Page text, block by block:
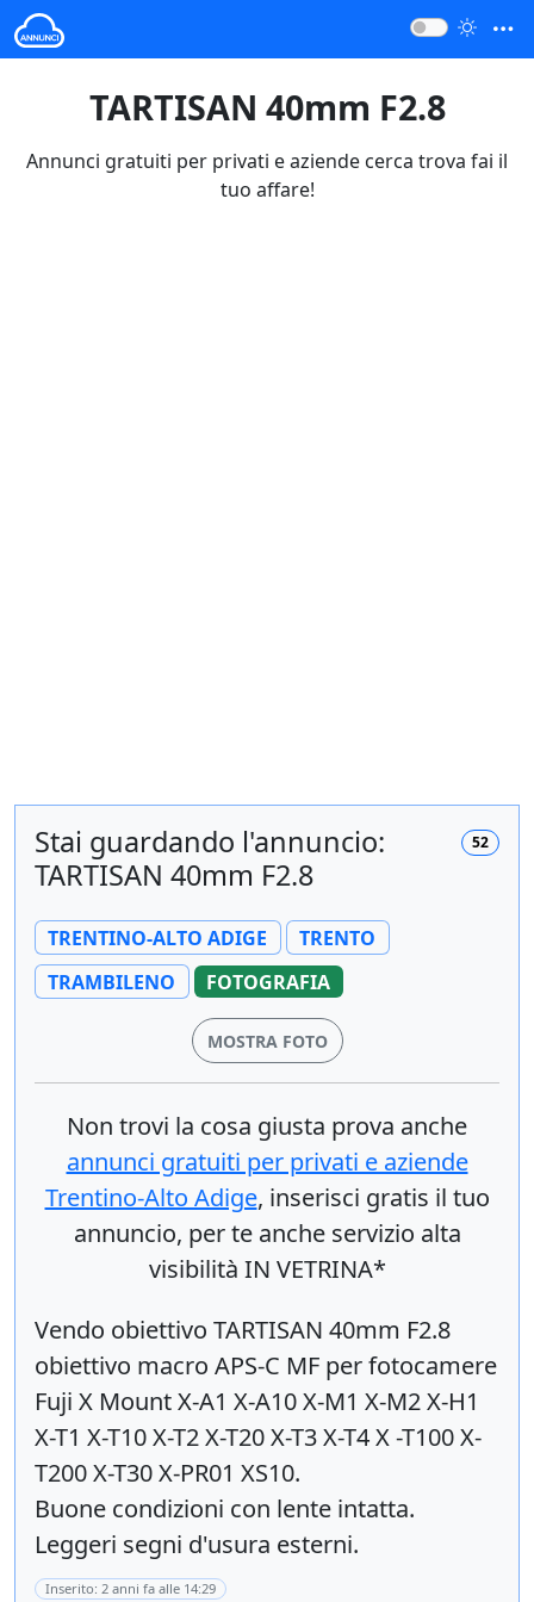
TARTISAN 40mm F2.8
Annunci gratuiti per privati e aziende cerca trova fai il
tuo affare!
52
Stai guardando l'annuncio:
TARTISAN 40mm F2.8
TRENTINO-ALTO ADIGE
TRENTO
TRAMBILENO
FOTOGRAFIA
MOSTRA FOTO
Non trovi la cosa giusta prova anche
annunci gratuiti per privati e aziende
Trentino-Alto Adige, inserisci gratis il tuo
annuncio, per te anche servizio alta
visibilità IN VETRINA*
Vendo obiettivo TARTISAN 40mm F2.8
obiettivo macro APS-C MF per fotocamere
Fuji X Mount X-A1 X-A10 X-M1 X-M2 X-H1
X-T1 X-T10 X-T2 X-T20 X-T3 X-T4 X -T100 X-
T200 X-T30 X-PR01 XS10.
Buone condizioni con lente intatta.
Leggeri segni d'usura esterni.
Inserito: 2 anni fa alle 14:29